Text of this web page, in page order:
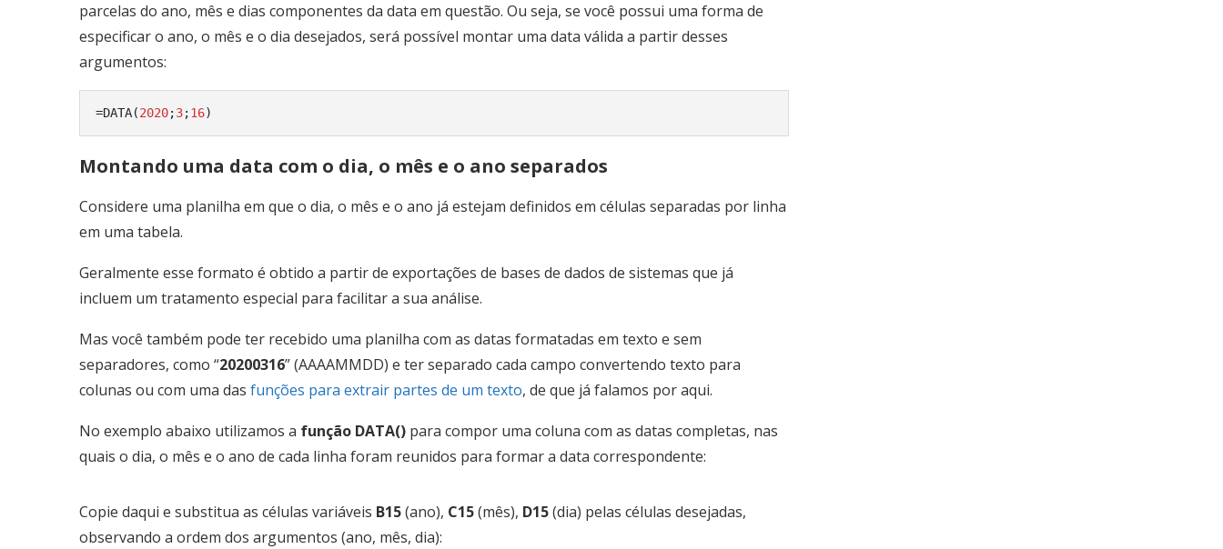
parcelas do ano, mês e dias componentes da data em questão. Ou seja, se você possui uma forma de
especificar o ano, o mês e o dia desejados, será possível montar uma data válida a partir desses
argumentos:
=DATA(2020;3;16)
Montando uma data com o dia, o mês e o ano separados
Considere uma planilha em que o dia, o mês e o ano já estejam definidos em células separadas por linha
em uma tabela.
Geralmente esse formato é obtido a partir de exportações de bases de dados de sistemas que já
incluem um tratamento especial para facilitar a sua análise.
Mas você também pode ter recebido uma planilha com as datas formatadas em texto e sem
separadores, como “20200316” (AAAAMMDD) e ter separado cada campo convertendo texto para
colunas ou com uma das funções para extrair partes de um texto, de que já falamos por aqui.
No exemplo abaixo utilizamos a função DATA() para compor uma coluna com as datas completas, nas
quais o dia, o mês e o ano de cada linha foram reunidos para formar a data correspondente:
Copie daqui e substitua as células variáveis B15(ano), C15(mês), D15(dia) pelas células desejadas,
observando a ordem dos argumentos (ano, mês, dia):